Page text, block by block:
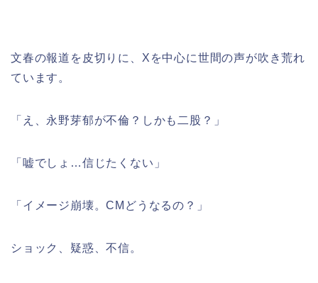
文春の報道を皮切りに、Xを中心に世間の声が吹き荒れ
ています。
「え、永野芽郁が不倫？しかも二股？」
「嘘でしょ…信じたくない」
「イメージ崩壊。CMどうなるの？」
ショック、疑惑、不信。